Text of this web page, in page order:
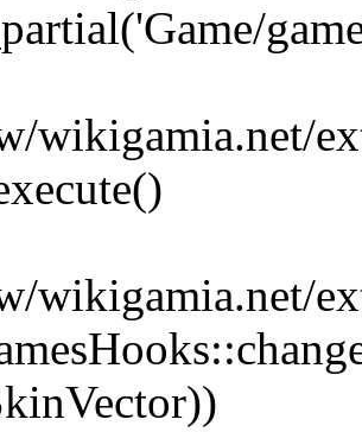
wikigamia.net/
wikigamia.net/